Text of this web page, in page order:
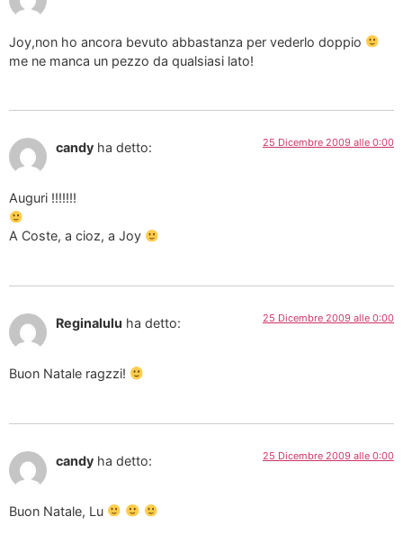
Joy,non ho ancora bevuto abbastanza per vederlo doppio
me ne manca un pezzo da qualsiasi lato!
candy ha detto: 25 Dicembre 2009 alle 0:00
Auguri !!!!!!!
A Coste, a cioz, a Joy
Reginalulu ha detto: 25 Dicembre 2009 alle 0:00
Buon Natale ragzzi!
candy ha detto: 25 Dicembre 2009 alle 0:00
Buon Natale, Lu